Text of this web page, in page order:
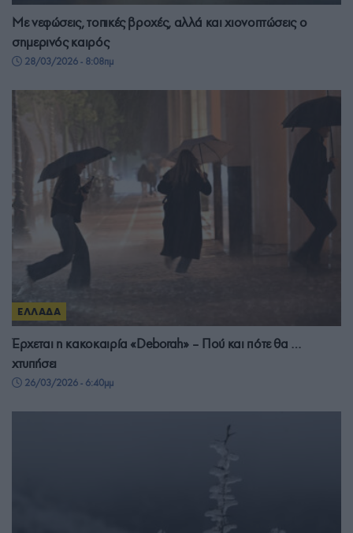
Με νεφώσεις, τοπικές βροχές, αλλά και χιονοπτώσεις ο
σημερινός καιρός
28/03/2026 - 8:08πμ
ΕΛΛΑΔΑ
Έρχεται η κακοκαιρία «Deborah» – Πού και πότε θα …
χτυπήσει
26/03/2026 - 6:40μμ